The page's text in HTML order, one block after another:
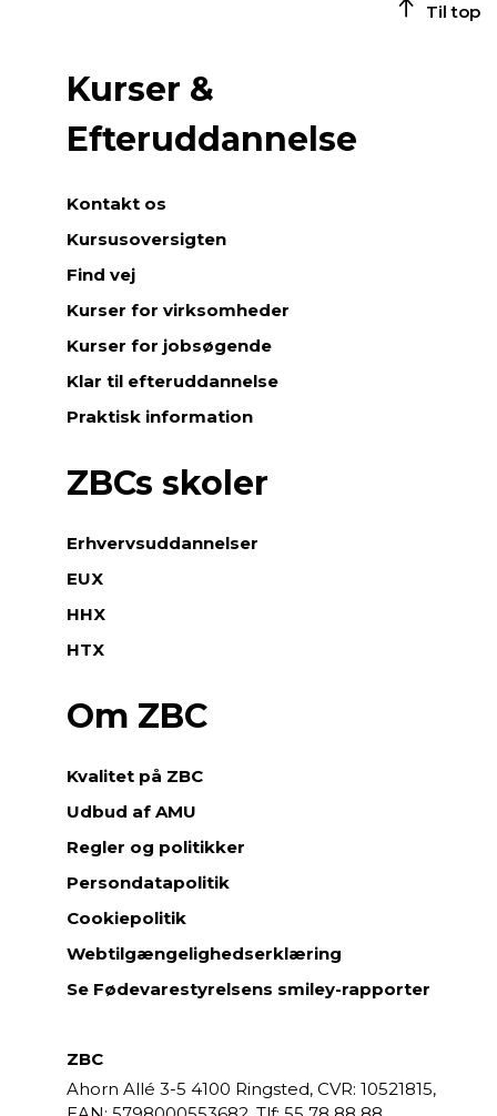
Til top
Kurser &
Efteruddannelse
Kontakt os
Kursusoversigten
Find vej
Kurser for virksomheder
Kurser for jobsøgende
Klar til efteruddannelse
Praktisk information
ZBCs skoler
Erhvervsuddannelser
EUX
HHX
HTX
Om ZBC
Kvalitet på ZBC
Udbud af AMU
Regler og politikker
Persondatapolitik
Cookiepolitik
Webtilgængelighedserklæring
Se Fødevarestyrelsens smiley-rapporter
ZBC
Ahorn Allé 3-5 4100 Ringsted, CVR: 10521815,